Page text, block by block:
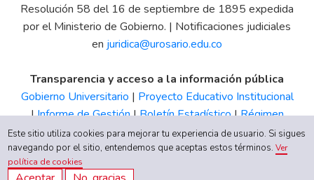
Resolución 58 del 16 de septiembre de 1895 expedida
por el Ministerio de Gobierno. | Notificaciones judiciales
en juridica@urosario.edu.co
Transparencia y acceso a la información pública
Gobierno Universitario | Proyecto Educativo Institucional
|Informe de Gestión|Boletín Estadístico|Régimen
Tributario|Estados Financieros |Código de Ética| Canal
de Integridad UR
Este sitio utiliza cookies para mejorar tu experiencia de usuario. Si sigues
navegando por el sitio, entendemos que aceptas estos términos.Ver
política de cookies